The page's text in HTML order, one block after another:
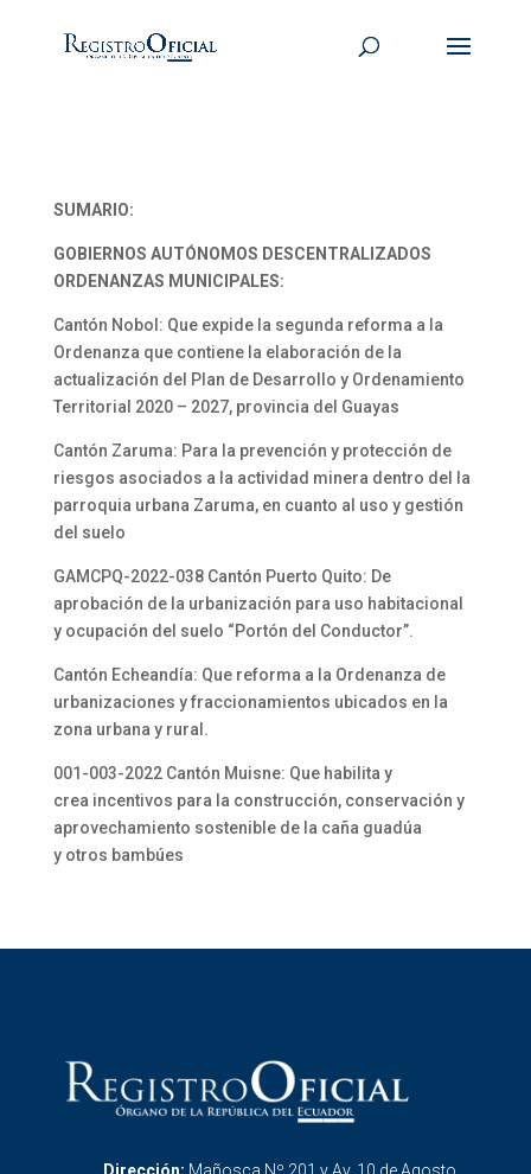
SUMARIO:
GOBIERNOS AUTÓNOMOS DESCENTRALIZADOS
ORDENANZAS MUNICIPALES:
Cantón Nobol: Que expide la segunda reforma a la
Ordenanza que contiene la elaboración de la
actualización del Plan de Desarrollo y Ordenamiento
Territorial 2020 – 2027, provincia del Guayas
Cantón Zaruma: Para la prevención y protección de
riesgos asociados a la actividad minera dentro del la
parroquia urbana Zaruma, en cuanto al uso y gestión
del suelo
GAMCPQ-2022-038 Cantón Puerto Quito: De
aprobación de la urbanización para uso habitacional
y ocupación del suelo “Portón del Conductor”.
Cantón Echeandía: Que reforma a la Ordenanza de
urbanizaciones y fraccionamientos ubicados en la
zona urbana y rural.
001-003-2022 Cantón Muisne: Que habilita y
crea incentivos para la construcción, conservación y
aprovechamiento sostenible de la caña guadúa
y otros bambúes